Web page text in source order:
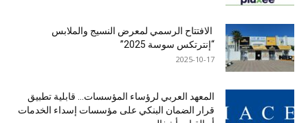
الافتتاح الرسمي لمعرض النسيج والملابس
“إنترتكس سوسة 2025”
2025-10-17
المعهد العربي لرؤساء المؤسسات… قابلية تطبيق
قرار الضمان البنكي على مؤسسات إسداء الخدمات